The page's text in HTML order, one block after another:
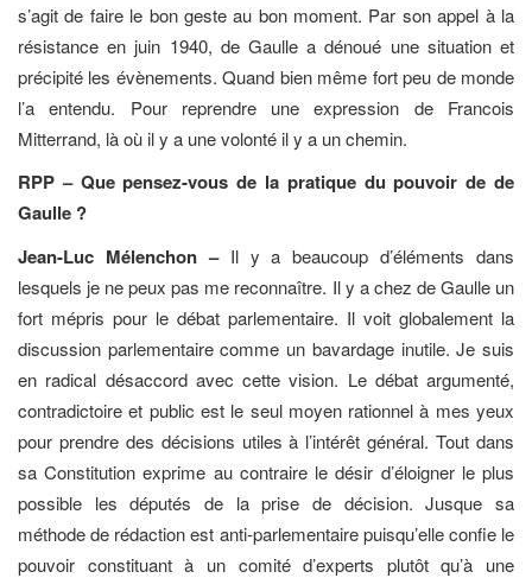
s’agit de faire le bon geste au bon moment. Par son appel à la
résistance en juin 1940, de Gaulle a dénoué une situation et
précipité les évènements. Quand bien même fort peu de monde
l’a entendu. Pour reprendre une expression de Francois
Mitterrand, là où il y a une volonté il y a un chemin.
RPP – Que pensez-vous de la pratique du pouvoir de de
Gaulle ?
Jean-Luc Mélenchon –Il y a beaucoup d’éléments dans
lesquels je ne peux pas me reconnaître. Il y a chez de Gaulle un
fort mépris pour le débat parlementaire. Il voit globalement la
discussion parlementaire comme un bavardage inutile. Je suis
en radical désaccord avec cette vision. Le débat argumenté,
contradictoire et public est le seul moyen rationnel à mes yeux
pour prendre des décisions utiles à l’intérêt général. Tout dans
sa Constitution exprime au contraire le désir d’éloigner le plus
possible les députés de la prise de décision. Jusque sa
méthode de rédaction est anti-parlementaire puisqu’elle confie le
pouvoir constituant à un comité d’experts plutôt qu’à une